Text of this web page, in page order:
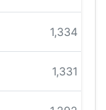
1,334 pts
1,331 pts